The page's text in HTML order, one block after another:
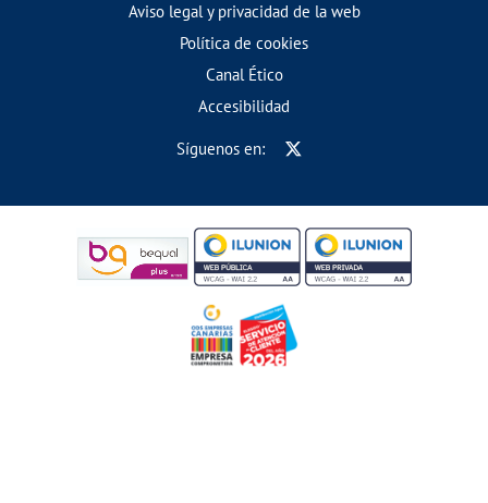
Aviso legal y privacidad de la web
Política de cookies
Canal Ético
Accesibilidad
Síguenos en: